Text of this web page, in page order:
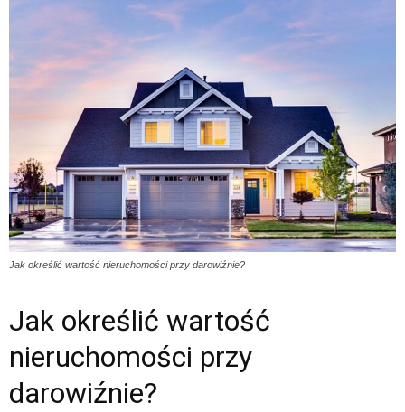
Jak określić wartość nieruchomości przy darowiźnie?
Jak określić wartość
nieruchomości przy
darowiźnie?